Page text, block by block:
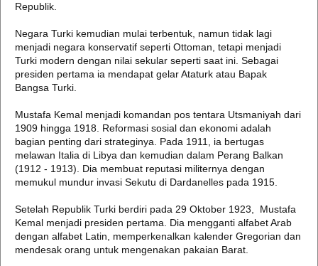
Republik.
Negara Turki kemudian mulai terbentuk, namun tidak lagi
menjadi negara konservatif seperti Ottoman, tetapi menjadi
Turki modern dengan nilai sekular seperti saat ini. Sebagai
presiden pertama ia mendapat gelar Ataturk atau Bapak
Bangsa Turki.
Mustafa Kemal menjadi komandan pos tentara Utsmaniyah dari
1909 hingga 1918. Reformasi sosial dan ekonomi adalah
bagian penting dari strateginya. Pada 1911, ia bertugas
melawan Italia di Libya dan kemudian dalam Perang Balkan
(1912 - 1913). Dia membuat reputasi militernya dengan
memukul mundur invasi Sekutu di Dardanelles pada 1915.
Setelah Republik Turki berdiri pada 29 Oktober 1923, Mustafa
Kemal menjadi presiden pertama. Dia mengganti alfabet Arab
dengan alfabet Latin, memperkenalkan kalender Gregorian dan
mendesak orang untuk mengenakan pakaian Barat.